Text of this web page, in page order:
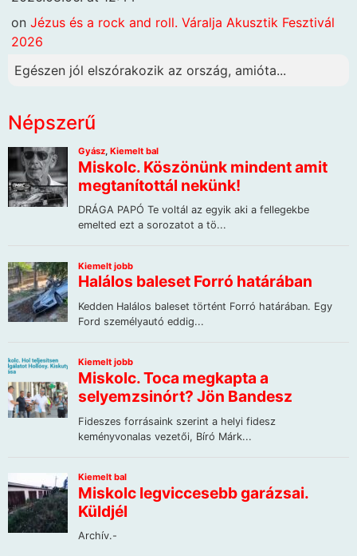
on Jézus és a rock and roll. Váralja Akusztik Fesztivál
2026
Egészen jól elszórakozik az ország, amióta...
Népszerű